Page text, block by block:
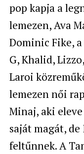
pop kapja a
lemezen, Ava
Dominic Fike,
G, Khalid,
Laroi
lemezen női
Minaj, aki
saját magát, de
feltűnnek. A